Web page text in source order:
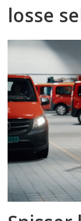
losse